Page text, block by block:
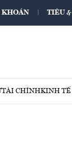
KHOÁN TIÊU
TÀI CHÍNHKINH TẾ